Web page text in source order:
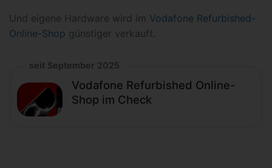
Und eigene Hardware wird im Vodafone Refurbished-
Online-Shop günstiger verkauft.
seit September 2025
Vodafone Refurbished Online-
Shop im Check